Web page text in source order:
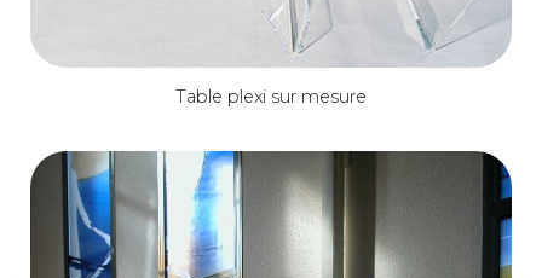
Table plexi sur mesure